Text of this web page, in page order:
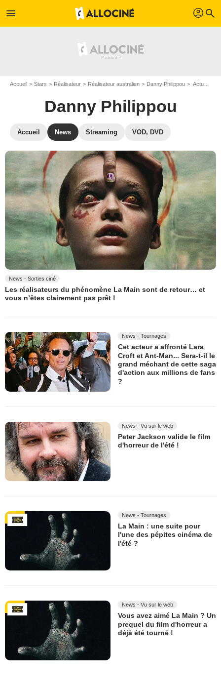
menu profil search
Accueil Stars Réalisateur Réalisateur australien Danny Philippou Actualité Danny Philippou
Danny Philippou
Accueil News Streaming VOD, DVD
News - Sorties ciné
Les réalisateurs du phénomène La Main sont de retour… et
vous n’êtes clairement pas prêt !
News - Tournages
Cet acteur a affronté Lara
Croft et Ant-Man... Sera-t-il le
grand méchant de cette saga
d'action aux millions de fans
?
News - Vu sur le web
Peter Jackson valide le film
d'horreur de l'été !
News - Tournages
La Main : une suite pour
l'une des pépites cinéma de
l'été ?
News - Vu sur le web
Vous avez aimé La Main ? Un
prequel du film d'horreur a
déjà été tourné !